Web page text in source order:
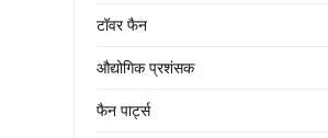
टॉवर फैन
औद्योगिक प्रशंसक
फैन पार्ट्स